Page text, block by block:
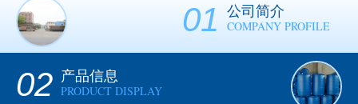
01 公司简介
COMPANY PROFILE
02 产品信息
PRODUCT DISPLAY